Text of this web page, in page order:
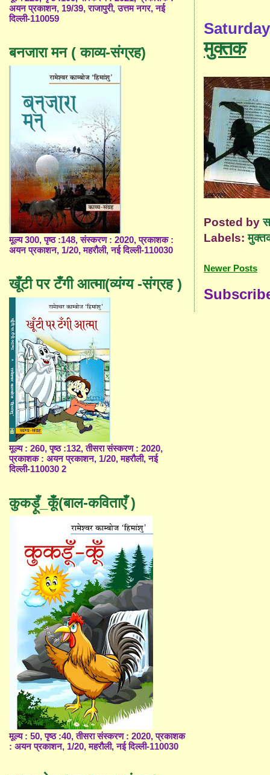
मुक्तक
Posted by
Labels:
Newer Posts
अयन प्रकाशन, 19/39, राजापुरी, उत्तम नगर, नई
दिल्ली-110059
बनजारा मन ( काव्य-संग्रह)
मूल्य 300, पृष्ठ :148, संस्करण : 2020, प्रकाशक :
अयन प्रकाशन, 1/20, महरौली, नई दिल्ली-110030
खूँटी पर टँगी आत्मा(व्यंग्य -संग्रह )
मूल्य : 260, पृष्ठ :132, तीसरा संस्करण : 2020,
प्रकाशक : अयन प्रकाशन, 1/20, महरौली, नई
दिल्ली-110030 2
कुकड़ूँ_कूँ(बाल-कविताएँ )
मूल्य : 50, पृष्ठ :40, तीसरा संस्करण : 2020, प्रकाशक
: अयन प्रकाशन, 1/20, महरौली, नई दिल्ली-110030